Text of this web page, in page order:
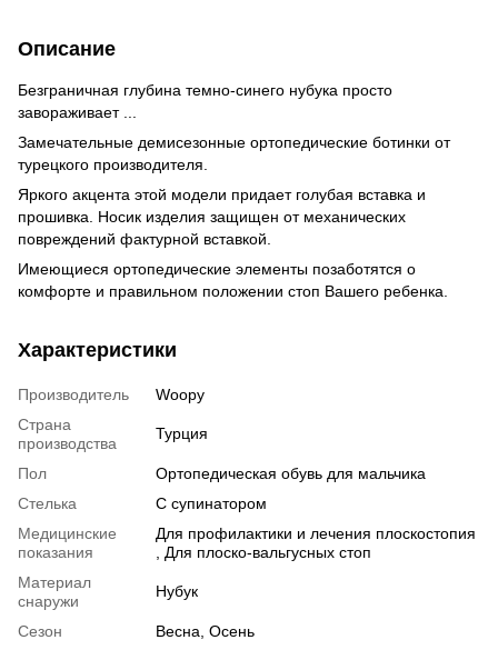
Описание
Безграничная глубина темно-синего нубука просто
завораживает ...
Замечательные демисезонные ортопедические ботинки от
турецкого производителя.
Яркого акцента этой модели придает голубая вставка и
прошивка. Носик изделия защищен от механических
повреждений фактурной вставкой.
Имеющиеся ортопедические элементы позаботятся о
комфорте и правильном положении стоп Вашего ребенка.
Характеристики
Производитель
Woopy
Страна
производства
Турция
Пол
Ортопедическая обувь для мальчика
Стелька
С супинатором
Медицинские
показания
Для профилактики и лечения плоскостопия
, Для плоско-вальгусных стоп
Материал
снаружи
Нубук
Сезон
Весна, Осень